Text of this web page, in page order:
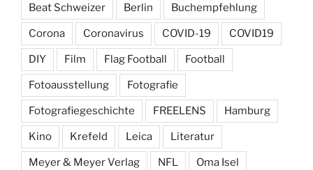
Beat Schweizer Berlin Buchempfehlung
Corona Coronavirus COVID-19 COVID19
DIY Film Flag Football Football
Fotoausstellung Fotografie
Fotografiegeschichte FREELENS Hamburg
Kino Krefeld Leica Literatur
Meyer & Meyer Verlag NFL Oma Isel